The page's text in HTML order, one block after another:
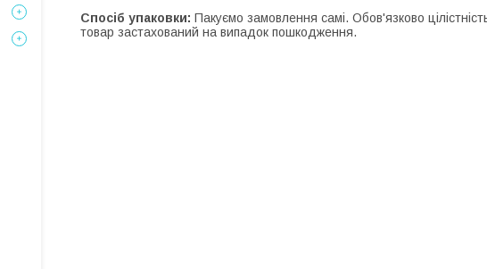
Спосіб упаковки: Пакуємо замовлення самі. Обов'язково
товар застахований на випадок пошкодження.